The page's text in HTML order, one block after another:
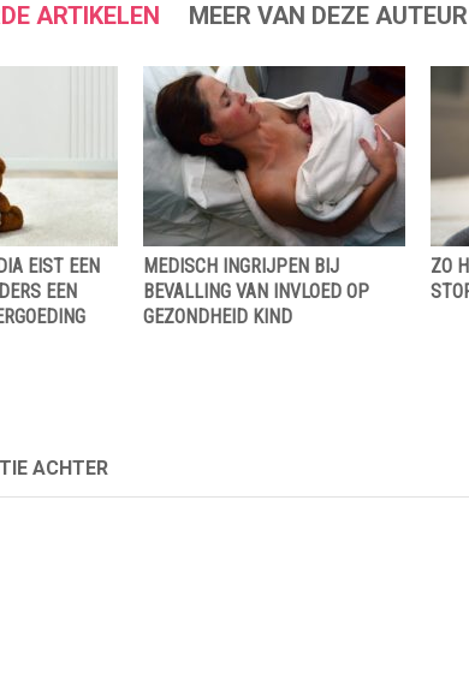
ARTIKELEN MEER VAN DEZE AUTEUR
EIST EEN
EEN
MEDISCH INGRIJPEN BIJ
BEVALLING VAN INVLOED OP
GEZONDHEID KIND
ZO
ACHTER